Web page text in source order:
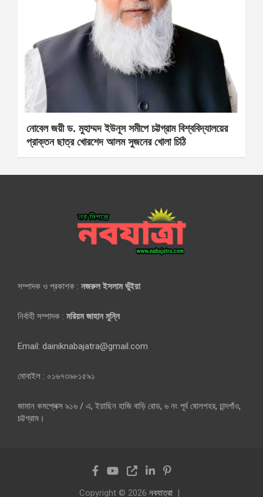
নোবেল জয়ী ড. মুহাম্মদ ইউনূস সমীপে চট্টগ্রাম বিশ্ববিদ্যালয়ের
প্রাক্তন ছাত্র খোরশেদ আলম সুজনের খোলা চিঠি
সম্পাদক ও প্রকাশক : নজরুল ইসলাম ভুঁইয়া
নির্বাহী সম্পাদক : মরিয়ম জাহান মুন্নি
Email: dainiknabajatra@gmail.com
মোবাইল : ০১৬৭৩৯৮১৫৯১
জামান কমপ্লেক্স ৯১৬ / এ, ইয়াছিন হাজি বাড়ি রোড, ৬ নং পূর্ব ষোলশহর, চান্দগাঁও,
চট্টগ্রাম।
Copyright © 2026 নবযাত্রা